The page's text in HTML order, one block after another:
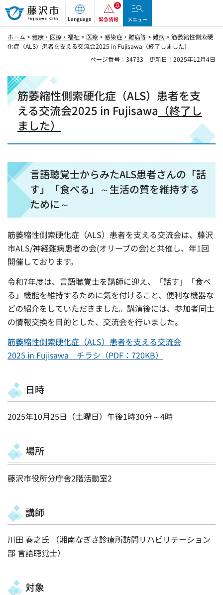
藤沢市
Language 緊急情報 メニュー
ホーム >健康・医療・福祉> 医療>感染症・難病等>難病> 筋萎縮性側索硬
化症（ALS）患者を支える交流会2025 in Fujisawa（終了しました）
ページ番号：34733
更新日：2025年12月4日
筋萎縮性側索硬化症（ALS）患者を支
える交流会2025 in Fujisawa （終了し
ました）
言語聴覚士からみたALS患者さんの「話
す」「食べる」～生活の質を維持する
ために～
筋萎縮性側索硬化症（ALS）患者を支える交流会は、藤沢
市ALS/神経難病患者の会(オリーブの会)と共催し、年1回
開催しております。
令和7年度は、言語聴覚士を講師に迎え、「話す」「食べ
る」機能を維持するために気を付けること、便利な機器な
どの紹介をしていただきました。講演後には、参加者同士
の情報交換を目的とした、交流会を行いました。
筋萎縮性側索硬化症（ALS）患者を支える交流会
2025 in Fujisawa チラシ（PDF：720KB）
日時
2025年10月25日（土曜日）午後1時30分～4時
場所
藤沢市役所分庁舎2階活動室2
講師
川田 春之氏 （湘南なぎさ診療所訪問リハビリテーション
部 言語聴覚士）
対象